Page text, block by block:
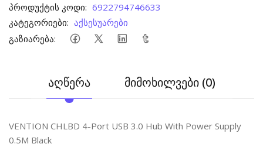
პროდუქტის კოდი: 6922794746633
კატეგორიები: აქსესუარები
გაზიარება:
აღწერა მიმოხილვები (0)
VENTION CHLBD 4-Port USB 3.0 Hub With Power Supply
0.5M Black